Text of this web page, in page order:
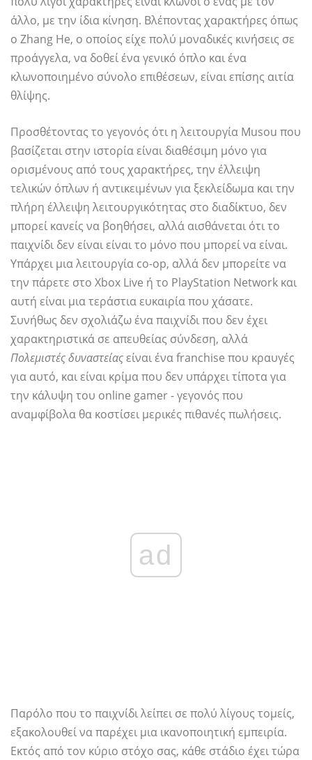
άλλο, με την ίδια κίνηση. Βλέποντας χαρακτήρες όπως
ο Zhang He, ο οποίος είχε πολύ μοναδικές κινήσεις σε
προάγγελα, να δοθεί ένα γενικό όπλο και ένα
κλωνοποιημένο σύνολο επιθέσεων, είναι επίσης αιτία
θλίψης.
Προσθέτοντας το γεγονός ότι η λειτουργία Musou που
βασίζεται στην ιστορία είναι διαθέσιμη μόνο για
ορισμένους από τους χαρακτήρες, την έλλειψη
τελικών όπλων ή αντικειμένων για ξεκλείδωμα και την
πλήρη έλλειψη λειτουργικότητας στο διαδίκτυο, δεν
μπορεί κανείς να βοηθήσει, αλλά αισθάνεται ότι το
παιχνίδι δεν είναι είναι το μόνο που μπορεί να είναι.
Υπάρχει μια λειτουργία co-op, αλλά δεν μπορείτε να
την πάρετε στο Xbox Live ή το PlayStation Network και
αυτή είναι μια τεράστια ευκαιρία που χάσατε.
Συνήθως δεν σχολιάζω ένα παιχνίδι που δεν έχει
χαρακτηριστικά σε απευθείας σύνδεση, αλλά
Πολεμιστές δυναστείαςείναι ένα franchise που κραυγές
για αυτό, και είναι κρίμα που δεν υπάρχει τίποτα για
την κάλυψη του online gamer - γεγονός που
αναμφίβολα θα κοστίσει μερικές πιθανές πωλήσεις.
ad
Παρόλο που το παιχνίδι λείπει σε πολύ λίγους τομείς,
εξακολουθεί να παρέχει μια ικανοποιητική εμπειρία.
Εκτός από τον κύριο στόχο σας, κάθε στάδιο έχει τώρα